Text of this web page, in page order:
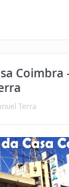
Coimbra
Terra